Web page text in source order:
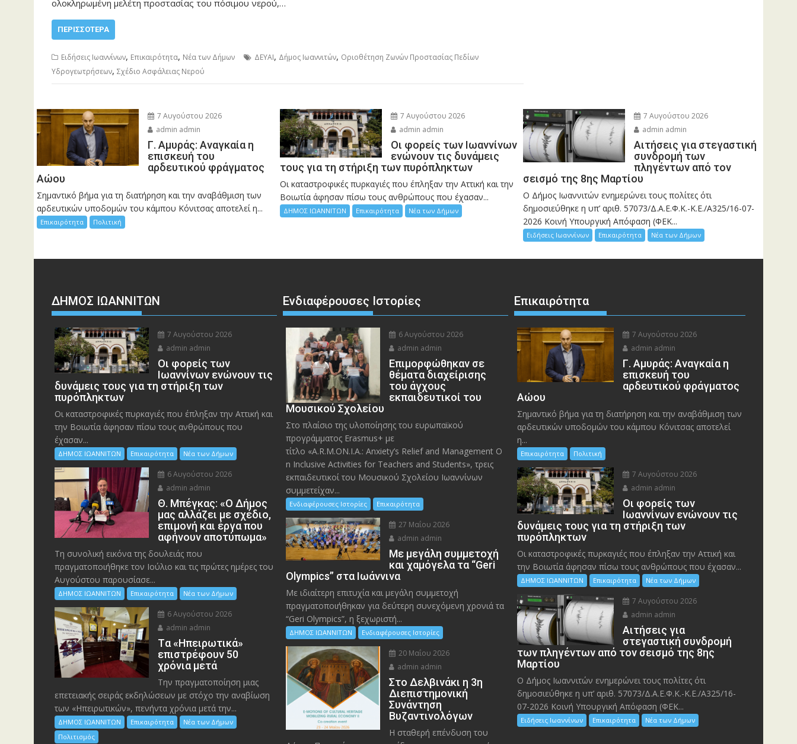
ολοκληρωμένη μελέτη προστασίας του πόσιμου νερού,…
ΠΕΡΙΣΣΌΤΕΡΑ
Ειδήσεις Ιωαννίνων, Επικαιρότητα, Νέα των Δήμων ΔΕΥΑΙ, Δήμος Ιωαννιτών, Οριοθέτηση Ζωνών Προστασίας Πεδίων
Υδρογεωτρήσεων, Σχέδιο Ασφάλειας Νερού
7 Αυγούστου 2026
admin admin
Γ. Αμυράς: Αναγκαία η
επισκευή του
αρδευτικού φράγματος
Αώου
Σημαντικό βήμα για τη διατήρηση και την αναβάθμιση των
αρδευτικών υποδομών του κάμπου Κόνιτσας αποτελεί η...
Επικαιρότητα Πολιτική
7 Αυγούστου 2026
admin admin
Οι φορείς των Ιωαννίνων
ενώνουν τις δυνάμεις
τους για τη στήριξη των πυρόπληκτων
Οι καταστροφικές πυρκαγιές που έπληξαν την Αττική και την
Bοιωτία άφησαν πίσω τους ανθρώπους που έχασαν...
ΔΗΜΟΣ ΙΩΑΝΝΙΤΩΝ Επικαιρότητα Νέα των Δήμων
7 Αυγούστου 2026
admin admin
Αιτήσεις για στεγαστική
συνδρομή των
πληγέντων από τον
σεισμό της 8ης Μαρτίου
Ο Δήμος Ιωαννιτών ενημερώνει τους πολίτες ότι
δημοσιεύθηκε η υπ’ αριθ. 57073/Δ.Α.Ε.Φ.Κ.-Κ.Ε./Α325/16-07-
2026 Κοινή Υπουργική Απόφαση (ΦΕΚ...
Ειδήσεις Ιωαννίνων Επικαιρότητα Νέα των Δήμων
ΔΗΜΟΣ ΙΩΑΝΝΙΤΩΝ
7 Αυγούστου 2026
admin admin
Οι φορείς των
Ιωαννίνων ενώνουν τις
δυνάμεις τους για τη στήριξη των
πυρόπληκτων
Οι καταστροφικές πυρκαγιές που έπληξαν την Αττική και
την Bοιωτία άφησαν πίσω τους ανθρώπους που
έχασαν...
ΔΗΜΟΣ ΙΩΑΝΝΙΤΩΝ Επικαιρότητα Νέα των Δήμων
6 Αυγούστου 2026
admin admin
Θ. Μπέγκας: «Ο Δήμος
μας αλλάζει με σχέδιο,
επιμονή και έργα που
αφήνουν αποτύπωμα»
Τη συνολική εικόνα της δουλειάς που
πραγματοποιήθηκε τον Ιούλιο και τις πρώτες ημέρες του
Αυγούστου παρουσίασε...
ΔΗΜΟΣ ΙΩΑΝΝΙΤΩΝ Επικαιρότητα Νέα των Δήμων
6 Αυγούστου 2026
admin admin
Tα «Ηπειρωτικά»
επιστρέφουν 50
χρόνια μετά
Την πραγματοποίηση μιας
επετειακής σειράς εκδηλώσεων με στόχο την αναβίωση
των «Ηπειρωτικών», πενήντα χρόνια μετά την...
ΔΗΜΟΣ ΙΩΑΝΝΙΤΩΝ Επικαιρότητα
Νέα των Δήμων
Πολιτισμός
Ενδιαφέρουσες Ιστορίες
6 Αυγούστου 2026
admin admin
Eπιμορφώθηκαν σε
θέματα διαχείρισης
του άγχους
εκπαιδευτικοί του
Μουσικού Σχολείου
Στο πλαίσιο της υλοποίησης του ευρωπαϊκού
προγράμματος Erasmus+ με
τίτλο «A.R.M.ON.I.A.: Anxiety’s Relief and Management O
n Inclusive Activities for Teachers and Students», τρεις
εκπαιδευτικοί του Μουσικού Σχολείου Ιωαννίνων
συμμετείχαν...
Ενδιαφέρουσες Ιστορίες Επικαιρότητα
27 Μαΐου 2026
admin admin
Με μεγάλη συμμετοχή
και χαμόγελα τα “Geri
Olympics” στα Ιωάννινα
Με ιδιαίτερη επιτυχία και μεγάλη συμμετοχή
πραγματοποιήθηκαν για δεύτερη συνεχόμενη χρονιά τα
“Geri Olympics”, η ξεχωριστή...
ΔΗΜΟΣ ΙΩΑΝΝΙΤΩΝ Ενδιαφέρουσες Ιστορίες
20 Μαΐου 2026
admin admin
Στο Δελβινάκι η 3η
Διεπιστημονική
Συνάντηση
Βυζαντινολόγων
Η σταθερή επένδυση του
Επικαιρότητα
7 Αυγούστου 2026
admin admin
Γ. Αμυράς: Αναγκαία η
επισκευή του
αρδευτικού φράγματος
Αώου
Σημαντικό βήμα για τη διατήρηση και την αναβάθμιση των
αρδευτικών υποδομών του κάμπου Κόνιτσας αποτελεί
η...
Επικαιρότητα Πολιτική
7 Αυγούστου 2026
admin admin
Οι φορείς των
Ιωαννίνων ενώνουν τις
δυνάμεις τους για τη στήριξη των
πυρόπληκτων
Οι καταστροφικές πυρκαγιές που έπληξαν την Αττική και
την Bοιωτία άφησαν πίσω τους ανθρώπους που έχασαν...
ΔΗΜΟΣ ΙΩΑΝΝΙΤΩΝ Επικαιρότητα Νέα των Δήμων
7 Αυγούστου 2026
admin admin
Αιτήσεις για
στεγαστική συνδρομή
των πληγέντων από τον σεισμό της 8ης
Μαρτίου
Ο Δήμος Ιωαννιτών ενημερώνει τους πολίτες ότι
δημοσιεύθηκε η υπ’ αριθ. 57073/Δ.Α.Ε.Φ.Κ.-Κ.Ε./Α325/16-
07-2026 Κοινή Υπουργική Απόφαση (ΦΕΚ...
Ειδήσεις Ιωαννίνων Επικαιρότητα Νέα των Δήμων